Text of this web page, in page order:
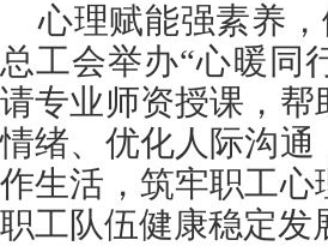
心理赋能强素养
总工会举办“心暖同
请专业师资授课，
情绪、优化人际沟
作生活，筑牢职工
职工队伍健康稳定发